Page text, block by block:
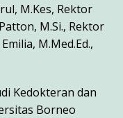
M.Kes, Rektor
M.Si., Rektor
M.Med.Ed.,
Kedokteran dan
Borneo